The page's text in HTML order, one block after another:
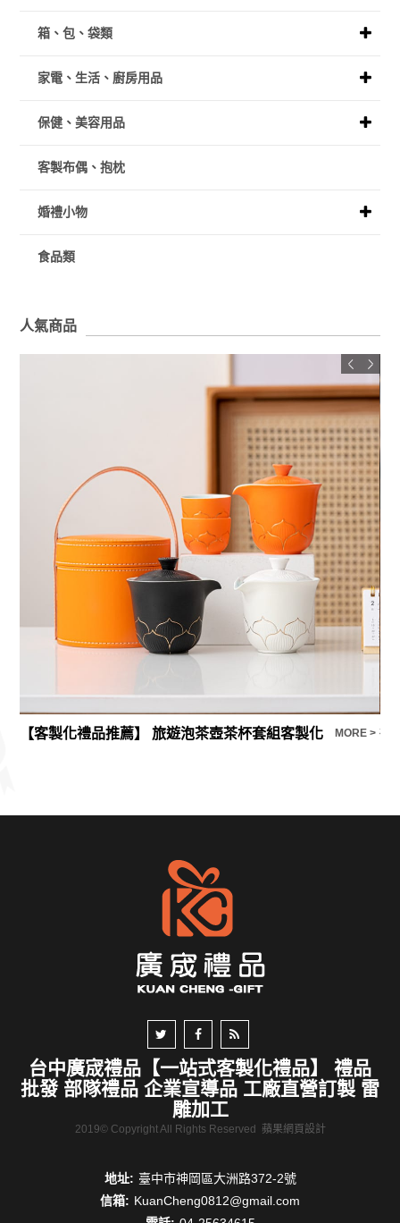
箱、包、袋類
家電、生活、廚房用品
保健、美容用品
客製布偶、抱枕
婚禮小物
食品類
人氣商品
【客製化禮品推薦】 旅遊泡茶壺茶杯套組客製化 MORE > 復
台中廣宬禮品【一站式客製化禮品】 禮品
批發 部隊禮品 企業宣導品 工廠直營訂製 雷
雕加工
2019© Copyright All Rights Reserved 蘋果網頁設計
地址: 臺中市神岡區大洲路372-2號
信箱: KuanCheng0812@gmail.com